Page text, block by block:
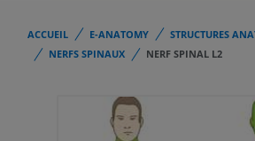
ACCUEIL E-ANATOMY STRUCTURES
NERFS SPINAUX
NERF SPINAL L2